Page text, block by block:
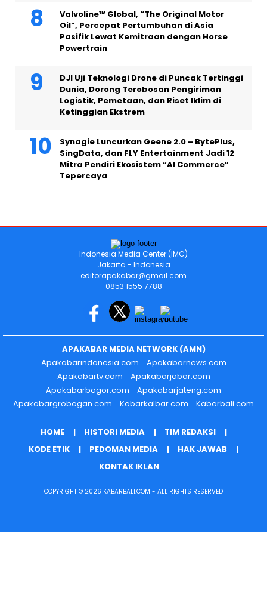
Valvoline™ Global, “The Original Motor
Oil”, Percepat Pertumbuhan di Asia
Pasifik Lewat Kemitraan dengan Horse
Powertrain
DJI Uji Teknologi Drone di Puncak Tertinggi
Dunia, Dorong Terobosan Pengiriman
Logistik, Pemetaan, dan Riset Iklim di
Ketinggian Ekstrem
Synagie Luncurkan Geene 2.0 – BytePlus,
SingData, dan FLY Entertainment Jadi 12
Mitra Pendiri Ekosistem “AI Commerce”
Tepercaya
Indonesia Media Center (IMC)
Jakarta - Indonesia
editorapakabar@gmail.com
0853 1555 7788
APAKABAR MEDIA NETWORK (AMN)
Apakabarindonesia.com
Apakabarnews.com
Apakabartv.com
Apakabarjabar.com
Apakabarbogor.com
Apakabarjateng.com
Apakabargrobogan.com
Kabarkalbar.com Kabarbali.com
HOME HISTORI MEDIA
TIM REDAKSI
KODE ETIK
PEDOMAN MEDIA
HAK JAWAB
KONTAK IKLAN
COPYRIGHT © 2026 KABARBALI.COM - ALL RIGHTS RESERVED